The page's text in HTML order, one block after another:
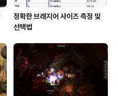
정확한 브래지어 사이즈 측정 및
선택법